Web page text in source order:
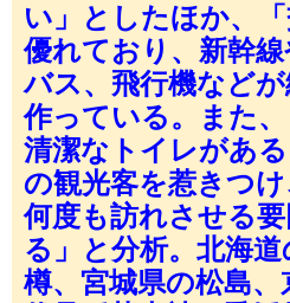
い」としたほか、
優れており、新幹線
バス、飛行機など
作っている。また
清潔なトイレがあ
の観光客を惹きつけ
何度も訪れさせる
る」と分析。北海
樽、宮城県の松島